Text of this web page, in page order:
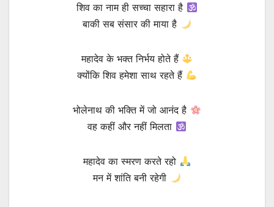
शिव का नाम ही सच्चा सहारा है
बाकी सब संसार की माया है
महादेव के भक्त निर्भय होते हैं
क्योंकि शिव हमेशा साथ रहते हैं
भोलेनाथ की भक्ति में जो आनंद है
वह कहीं और नहीं मिलता
महादेव का स्मरण करते रहो
मन में शांति बनी रहेगी